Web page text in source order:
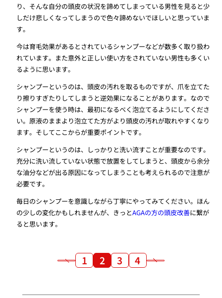
り、そんな自分の頭皮の状況を諦めてしまっている男性を見ると少
しだけ悲しくなってしまうので色々諦めないでほしいと思っていま
す。
今は育毛効果があるとされているシャンプーなどが数多く取り扱わ
れています。また意外と正しい使い方をされていない男性も多くい
るように思います。
シャンプーというのは、頭皮の汚れを取るものですが、爪を立てた
り擦りすぎたりしてしまうと逆効果になることがあります。なので
シャンプーを使う時は、最初になるべく泡立てるようにしてくださ
い。原液のままより泡立てた方がより頭皮の汚れが取れやすくなり
ます。そしてここからが重要ポイントです。
シャンプーというのは、しっかりと洗い流すことが重要なのです。
充分に洗い流していない状態で放置をしてしまうと、頭皮から余分
な油分などが出る原因になってしまうことも考えられるので注意が
必要です。
毎日のシャンプーを意識しながら丁寧にやってみてください。ほん
の少しの変化かもしれませんが、きっとAGAの方の頭皮改善に繋が
ると思います。
1 2 3 4